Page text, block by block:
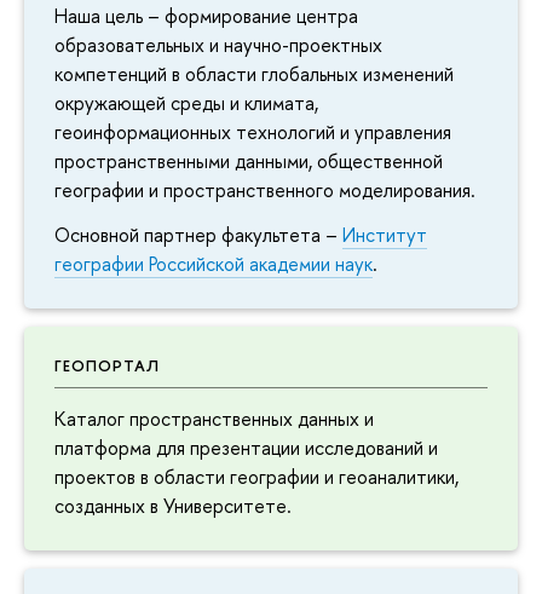
Наша цель – формирование центра
образовательных и научно-проектных
компетенций в области глобальных изменений
окружающей среды и климата,
геоинформационных технологий и управления
пространственными данными, общественной
географии и пространственного моделирования.
Основной партнер факультета – Институт
географии Российской академии наук.
ГЕОПОРТАЛ
Каталог пространственных данных и
платформа для презентации исследований и
проектов в области географии и геоаналитики,
созданных в Университете.